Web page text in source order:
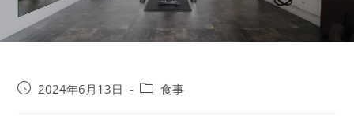
2024年6月13日 食事